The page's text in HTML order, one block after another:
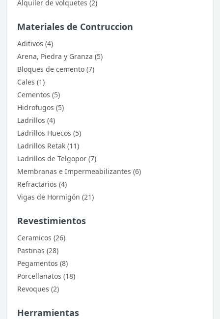
Alquiler de volquetes (2)
Materiales de Contruccion
Aditivos (4)
Arena, Piedra y Granza (5)
Bloques de cemento (7)
Cales (1)
Cementos (5)
Hidrofugos (5)
Ladrillos (4)
Ladrillos Huecos (5)
Ladrillos Retak (11)
Ladrillos de Telgopor (7)
Membranas e Impermeabilizantes (6)
Refractarios (4)
Vigas de Hormigón (21)
Revestimientos
Ceramicos (26)
Pastinas (28)
Pegamentos (8)
Porcellanatos (18)
Revoques (2)
Herramientas